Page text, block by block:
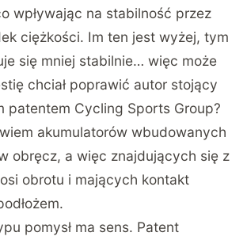
wpływając na stabilność przez
ciężkości. Im ten jest wyżej, tym
się mniej stabilnie… więc może
chciał poprawić autor stojący
patentem Cycling Sports Group?
akumulatorów wbudowanych
obręcz, a więc znajdujących się z
obrotu i mających kontakt
pomysł ma sens. Patent